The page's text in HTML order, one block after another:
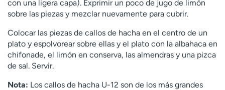
con una ligera capa). Exprimir un poco de jugo de limón
sobre las piezas y mezclar nuevamente para cubrir.
Colocar las piezas de callos de hacha en el centro de un
plato y espolvorear sobre ellas y el plato con la albahaca en
chifonade, el limón en conserva, las almendras y una pizca
de sal. Servir.
Nota: Los callos de hacha U-12 son de los más grandes